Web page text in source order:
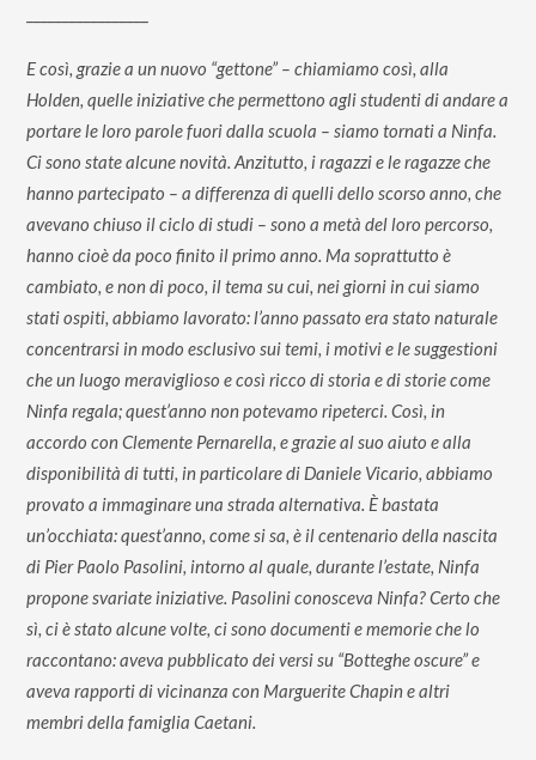
E così, grazie a un nuovo “gettone” – chiamiamo così, alla
Holden, quelle iniziative che permettono agli studenti di andare a
portare le loro parole fuori dalla scuola – siamo tornati a Ninfa.
Ci sono state alcune novità. Anzitutto, i ragazzi e le ragazze che
hanno partecipato – a differenza di quelli dello scorso anno, che
avevano chiuso il ciclo di studi – sono a metà del loro percorso,
hanno cioè da poco finito il primo anno. Ma soprattutto è
cambiato, e non di poco, il tema su cui, nei giorni in cui siamo
stati ospiti, abbiamo lavorato: l’anno passato era stato naturale
concentrarsi in modo esclusivo sui temi, i motivi e le suggestioni
che un luogo meraviglioso e così ricco di storia e di storie come
Ninfa regala; quest’anno non potevamo ripeterci. Così, in
accordo con Clemente Pernarella, e grazie al suo aiuto e alla
disponibilità di tutti, in particolare di Daniele Vicario, abbiamo
provato a immaginare una strada alternativa. È bastata
un’occhiata: quest’anno, come si sa, è il centenario della nascita
di Pier Paolo Pasolini, intorno al quale, durante l’estate, Ninfa
propone svariate iniziative. Pasolini conosceva Ninfa? Certo che
sì, ci è stato alcune volte, ci sono documenti e memorie che lo
raccontano: aveva pubblicato dei versi su “Botteghe oscure” e
aveva rapporti di vicinanza con Marguerite Chapin e altri
membri della famiglia Caetani.